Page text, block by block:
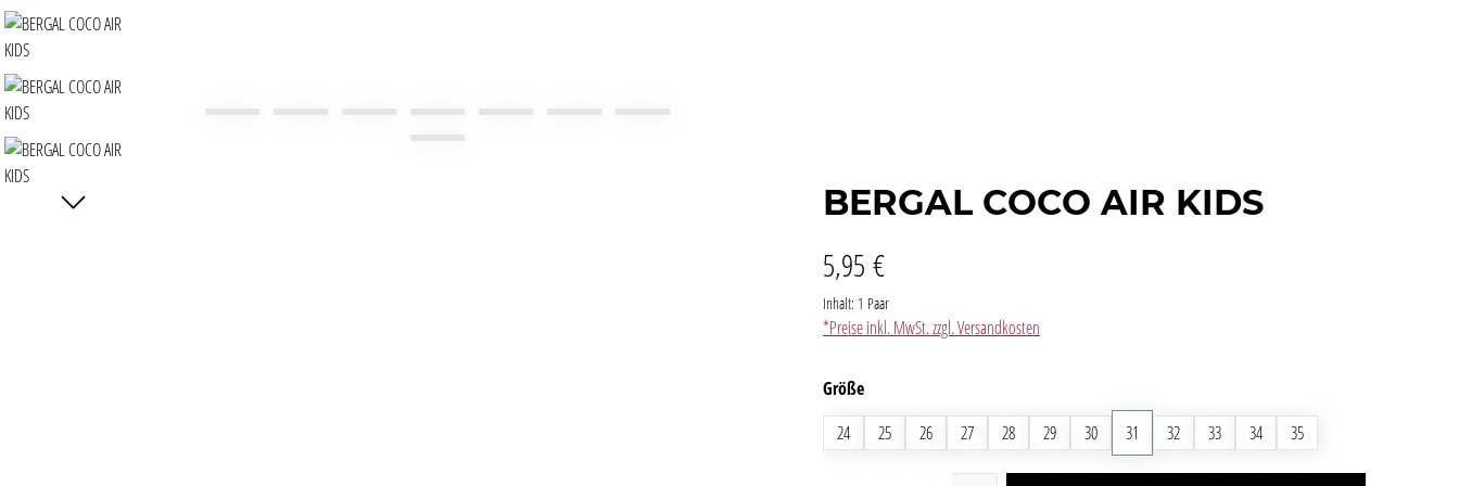
BERGAL COCO AIR KIDS
5,95 €
Inhalt: 1 Paar
*Preise inkl. MwSt. zzgl. Versandkosten
Größeauswählen
24
25 26 27 28 29 30 31 32 33 34 35